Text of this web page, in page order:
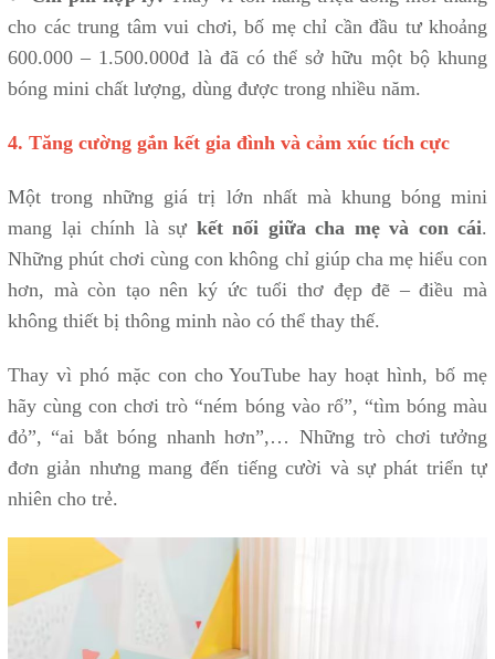
cho các trung tâm vui chơi, bố mẹ chỉ cần đầu tư khoảng
600.000 – 1.500.000đ là đã có thể sở hữu một bộ khung
bóng mini chất lượng, dùng được trong nhiều năm.
4. Tăng cường gắn kết gia đình và cảm xúc tích cực
Một trong những giá trị lớn nhất mà khung bóng mini
mang lại chính là sự kết nối giữa cha mẹ và con cái.
Những phút chơi cùng con không chỉ giúp cha mẹ hiểu con
hơn, mà còn tạo nên ký ức tuổi thơ đẹp đẽ – điều mà
không thiết bị thông minh nào có thể thay thế.
Thay vì phó mặc con cho YouTube hay hoạt hình, bố mẹ
hãy cùng con chơi trò “ném bóng vào rổ”, “tìm bóng màu
đỏ”, “ai bắt bóng nhanh hơn”,… Những trò chơi tưởng
đơn giản nhưng mang đến tiếng cười và sự phát triển tự
nhiên cho trẻ.